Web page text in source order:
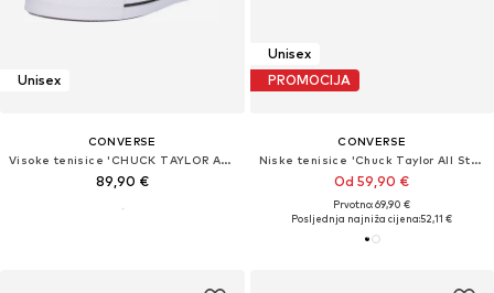
Unisex
CONVERSE
Visoke tenisice 'CHUCK TAYLOR ALL STAR LIFT'
89,90 €
Unisex
PROMOCIJA
CONVERSE
Niske tenisice 'Chuck Taylor All Star'
Od 59,90 €
Prvotno: 69,90 €
Posljednja najniža cijena:52,11 €